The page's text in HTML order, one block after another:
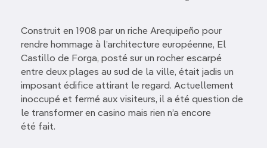
Construit en 1908 par un riche Arequipeño pour
rendre hommage à l’architecture européenne, El
Castillo de Forga, posté sur un rocher escarpé
entre deux plages au sud de la ville, était jadis un
imposant édifice attirant le regard. Actuellement
inoccupé et fermé aux visiteurs, il a été question de
le transformer en casino mais rien n’a encore
été fait.